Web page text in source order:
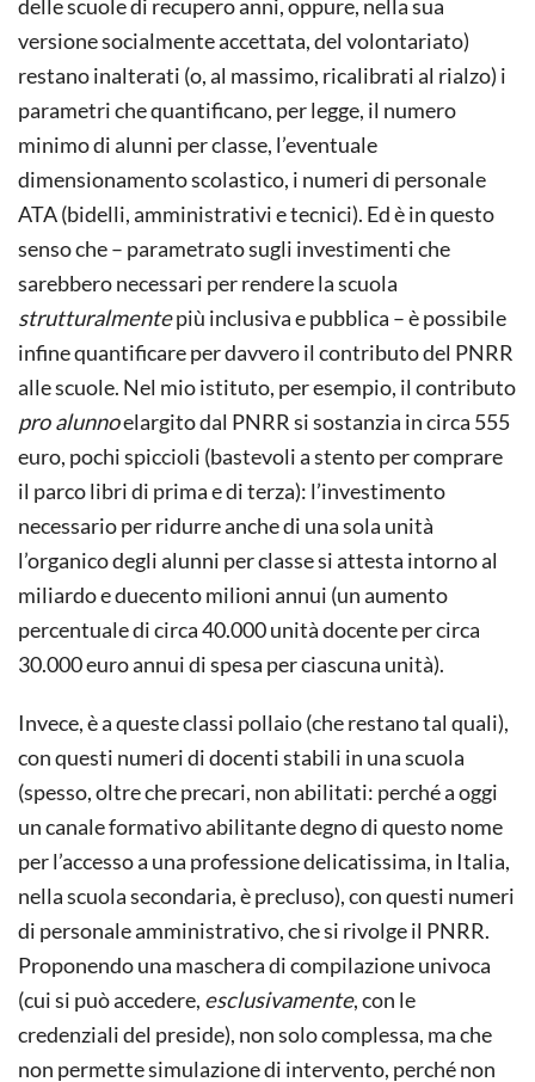
delle scuole di recupero anni, oppure, nella sua
versione socialmente accettata, del volontariato)
restano inalterati (o, al massimo, ricalibrati al rialzo) i
parametri che quantificano, per legge, il numero
minimo di alunni per classe, l’eventuale
dimensionamento scolastico, i numeri di personale
ATA (bidelli, amministrativi e tecnici). Ed è in questo
senso che – parametrato sugli investimenti che
sarebbero necessari per rendere la scuola
strutturalmentepiù inclusiva e pubblica – è possibile
infine quantificare per davvero il contributo del PNRR
alle scuole. Nel mio istituto, per esempio, il contributo
pro alunnoelargito dal PNRR si sostanzia in circa 555
euro, pochi spiccioli (bastevoli a stento per comprare
il parco libri di prima e di terza): l’investimento
necessario per ridurre anche di una sola unità
l’organico degli alunni per classe si attesta intorno al
miliardo e duecento milioni annui (un aumento
percentuale di circa 40.000 unità docente per circa
30.000 euro annui di spesa per ciascuna unità).
Invece, è a queste classi pollaio (che restano tal quali),
con questi numeri di docenti stabili in una scuola
(spesso, oltre che precari, non abilitati: perché a oggi
un canale formativo abilitante degno di questo nome
per l’accesso a una professione delicatissima, in Italia,
nella scuola secondaria, è precluso), con questi numeri
di personale amministrativo, che si rivolge il PNRR.
Proponendo una maschera di compilazione univoca
(cui si può accedere, esclusivamente, con le
credenziali del preside), non solo complessa, ma che
non permette simulazione di intervento, perché non